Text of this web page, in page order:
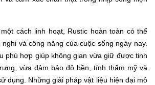
cách linh hoạt, Rustic hoàn toàn có thể
và công năng của cuộc sống ngày nay.
phù hợp giúp không gian vừa giữ được tinh
vừa đảm bảo độ bền, tính thẩm mỹ và
dụng. Những giải pháp vật liệu hiện đại mô